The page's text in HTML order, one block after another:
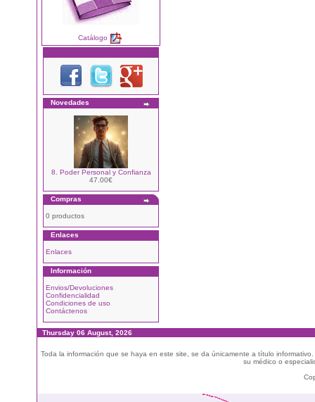
Catálogo
Novedades
8. Poder Personal y Confianza
47.00€
Compras
0 productos
Enlaces
Enlaces
Información
Envios/Devoluciones
Confidencialidad
Condiciones de uso
Contáctenos
Thursday 06 August, 2026
Toda la información que se haya en este site, se da únicamente a título
su médico o